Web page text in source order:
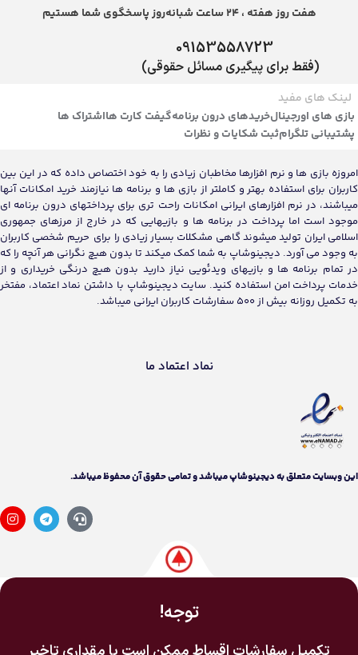
هفت روز هفته ، 24 ساعت شبانه‌روز پاسخگوی شما هستیم
09153558723
(فقط برای پیگیری مسائل حقوقی)
لینک های مفید
بازی های اورجینالخریدهای درون برنامهگیفت کارت هااشتراک ها
پشتیبانی تلگرامثبت شکایات و نظرات
امروزه بازی ها و نرم افزارها مخاطبان زیادی را به خود اختصاص داده که در این بین
کاربران برای استفاده بهتر و کاملتر از بازی ها و برنامه ها نیازمند خرید امکانات آنها
میباشند، در نرم افزارهای ایرانی امکانات راحت تری برای پرداختهای درون برنامه ای
موجود است اما پرداخت در برنامه ها و بازیهایی که در خارج از مرزهای جمهوری
اسلامی ایران تولید میشوند گاهی مشکلات بسیار زیادی را برای حریم شخصی کاربران
به وجود می آورد. دیجینوشاپ به شما کمک میکند تا بدون هیچ نگرانی هر آنچه را که
در تمام برنامه ها و بازیهای ویدئویی نیاز دارید بدون هیچ درنگی خریداری و از
خدمات پرداخت امن استفاده کنید. سایت دیجینوشاپ با داشتن نماد اعتماد، مفتخر
به تکمیل روزانه بیش از 500 سفارشات کاربران ایرانی میباشد.
نماد اعتماد ما
اين وبسايت متعلق به دیجینوشاپ ميباشد و تمامی حقوق آن محفوظ ميباشد.
توجه!